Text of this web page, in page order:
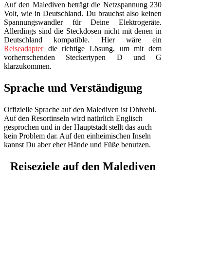
Auf den Malediven beträgt die Netzspannung 230
Volt, wie in Deutschland. Du brauchst also keinen
Spannungswandler für Deine Elektrogeräte.
Allerdings sind die Steckdosen nicht mit denen in
Deutschland kompatible. Hier wäre ein
Reiseadapter die richtige Lösung, um mit dem
vorherrschenden Steckertypen D und G
klarzukommen.
Sprache und Verständigung
Offizielle Sprache auf den Malediven ist Dhivehi.
Auf den Resortinseln wird natürlich Englisch
gesprochen und in der Hauptstadt stellt das auch
kein Problem dar. Auf den einheimischen Inseln
kannst Du aber eher Hände und Füße benutzen.
Reiseziele auf den Malediven